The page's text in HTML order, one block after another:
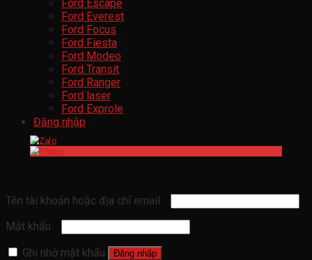
Ford Escape
Ford Everest
Ford Focus
Ford Fiesta
Ford Modeo
Ford Transit
Ford Ranger
Ford laser
Ford Exprole
Đăng nhập
Tên tài khoản hoặc địa chỉ email
Mật khẩu
Ghi nhớ mật khẩu
Đăng nhập